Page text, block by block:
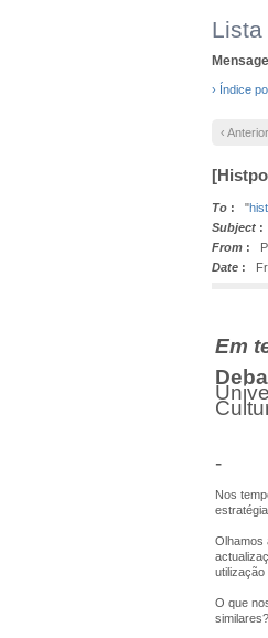
Lista
› Índice
‹
To : "
Subject :
From :
Date :
Em
-
Nos
Olhamos
utilização
O que
similares?